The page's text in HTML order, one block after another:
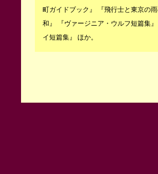
町ガイドブック』 『飛行士と東京の
和』 『ヴァージニア・ウルフ短篇集
イ短篇集』 ほか。